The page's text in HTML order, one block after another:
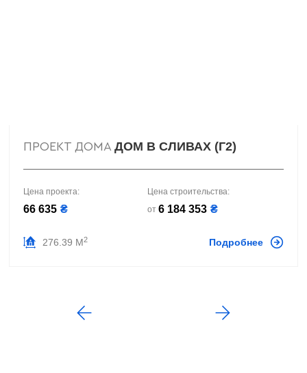
ПРОЕКТ ДОМА ДОМ В СЛИВАХ (Г2)
Цена проекта:
66 635 ₴
Цена строительства:
от 6 184 353 ₴
276.39 М2 Подробнее